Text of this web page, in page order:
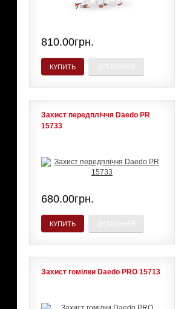
810.00грн.
КУПИТЬ
Захист передпліччя Daedo PR
15733
680.00грн.
КУПИТЬ
Захист гомілки Daedo PRO 15713